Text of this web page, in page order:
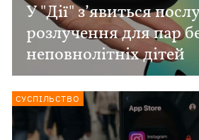
У "Дії" з’явиться
розлучення для пар
неповнолітніх дітей
СУСПІЛЬСТВО